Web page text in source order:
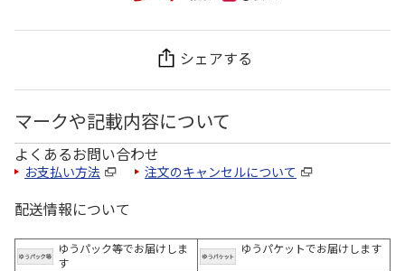
シェアする
マークや記載内容について
よくあるお問い合わせ
お支払い方法 注文のキャンセルについて
配送情報について
ゆうパック等でお届けしま
す
ゆうパケットでお届けします